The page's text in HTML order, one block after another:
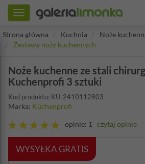
Toggle
navigation
Strona główna
Kuchnia
Noże
Zestawy noży kuchennych
Noże kuchenne ze stali
Kuchenprofi 3 sztuki
Kod produktu: KU-2410112803
Marka: Küchenprofi
opinie: 1 czytaj opinie
WYSYŁKA GRATIS